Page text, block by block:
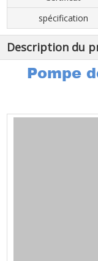
spécification
Description du
Pompe